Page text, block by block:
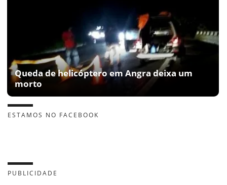
Queda de helicóptero em Angra deixa um
morto
ESTAMOS NO FACEBOOK
PUBLICIDADE